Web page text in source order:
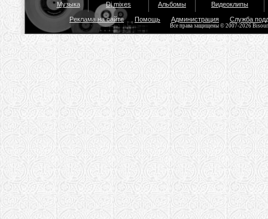
Музыка Dj mixes Альбомы Видеоклипы
Реклама на сайте Помощь Администрация Служба
Все права защищены © 2007-2026